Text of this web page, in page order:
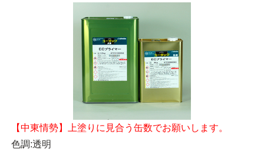
【中東情勢】上塗りに見合う缶数でお願いします。
色調:透明